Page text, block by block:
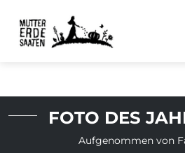
FOTO DES
Aufgenommen von